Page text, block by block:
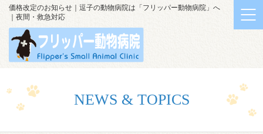
価格改定のお知らせ｜逗子の動物病院は「フリッパー動物病院」へ
｜夜間・救急対応
NEWS & TOPICS